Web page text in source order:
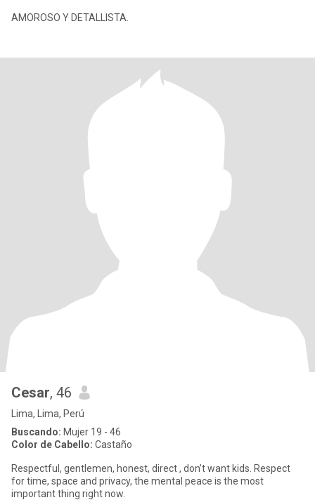
AMOROSO Y DETALLISTA.
Cesar, 46
Lima, Lima, Perú
Buscando: Mujer 19 - 46
Color de Cabello: Castaño
Respectful, gentlemen, honest, direct , don’t want kids. Respect
for time, space and privacy, the mental peace is the most
important thing right now.